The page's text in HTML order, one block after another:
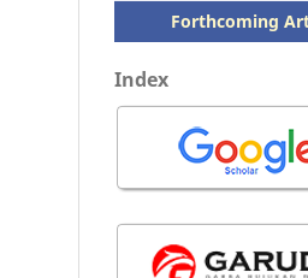
Forthcoming
Index